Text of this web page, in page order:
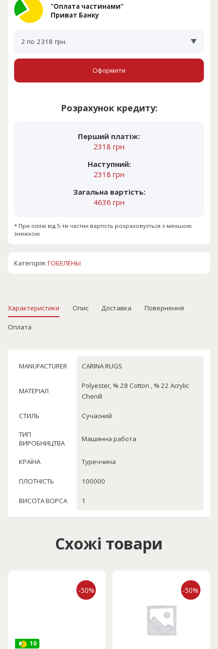
"Оплата частинами"
Приват Банку
2 по 2318 грн.
Оформити
Розрахунок кредиту:
Перший платіж:
2318 грн
Наступний:
2318 грн
Загальна вартість:
4636 грн
* При оплаі від 5-ти частин вартість розраховується з меншою
знижкою
Категорія:ГОБЕЛЕНЫ
Характеристики Опис Доставка Повернення
Оплата
MANUFACTURER CARINA RUGS
МАТЕРІАЛ
Polyester, % 28 Cotton , % 22 Acrylic
Chenill
СТИЛЬ Сучасний
ТИП
ВИРОБНИЦТВА
Машинна работа
КРАЇНА Туреччина
ПЛОТНІСТЬ 100000
ВИСОТА ВОРСА 1
Схожі товари
10
-50% -50%